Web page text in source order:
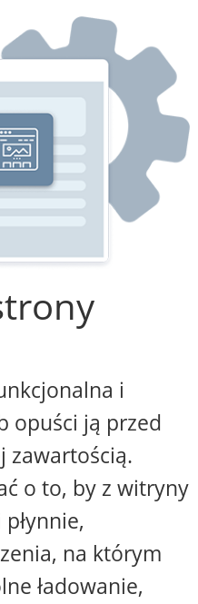
i
opuści ją przed
zawartością.
o to, by z witryny
na którym
ładowanie,